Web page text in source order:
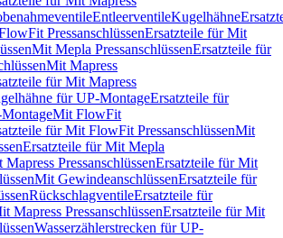
EntleerventileKugelhähne
PressanschlüssenErsatzteile für Mit
Mit Mepla PressanschlüssenErsatzteile für
Mit Mapress
für Mit Mapress
für UP-MontageErsatzteile für
Mit FlowFit
für Mit FlowFit PressanschlüssenMit
Ersatzteile für Mit Mepla
Mapress PressanschlüssenErsatzteile für Mit
Mit GewindeanschlüssenErsatzteile für
RückschlagventileErsatzteile für
Mapress PressanschlüssenErsatzteile für Mit
Wasserzählerstrecken für UP-